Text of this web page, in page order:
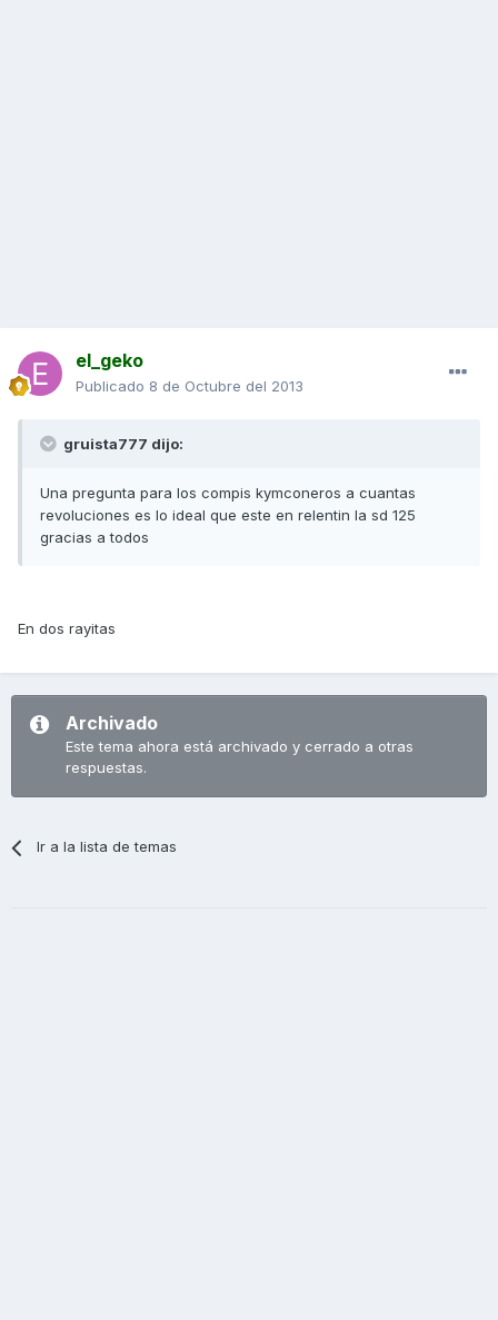
el_geko
Publicado 8 de Octubre del 2013
gruista777 dijo:
Una pregunta para los compis kymconeros a cuantas
revoluciones es lo ideal que este en relentin la sd 125
gracias a todos
En dos rayitas
Archivado
Este tema ahora está archivado y cerrado a otras
respuestas.
Ir a la lista de temas